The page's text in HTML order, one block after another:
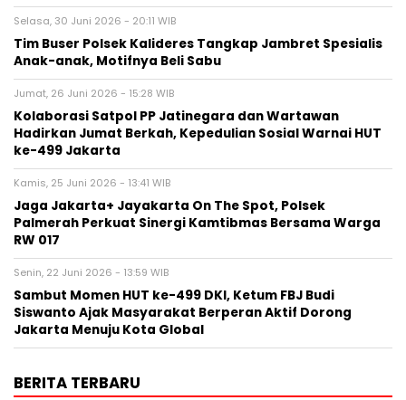
Selasa, 30 Juni 2026 - 20:11 WIB
Tim Buser Polsek Kalideres Tangkap Jambret Spesialis
Anak-anak, Motifnya Beli Sabu
Jumat, 26 Juni 2026 - 15:28 WIB
Kolaborasi Satpol PP Jatinegara dan Wartawan
Hadirkan Jumat Berkah, Kepedulian Sosial Warnai HUT
ke-499 Jakarta
Kamis, 25 Juni 2026 - 13:41 WIB
Jaga Jakarta+ Jayakarta On The Spot, Polsek
Palmerah Perkuat Sinergi Kamtibmas Bersama Warga
RW 017
Senin, 22 Juni 2026 - 13:59 WIB
Sambut Momen HUT ke-499 DKI, Ketum FBJ Budi
Siswanto Ajak Masyarakat Berperan Aktif Dorong
Jakarta Menuju Kota Global
BERITA TERBARU